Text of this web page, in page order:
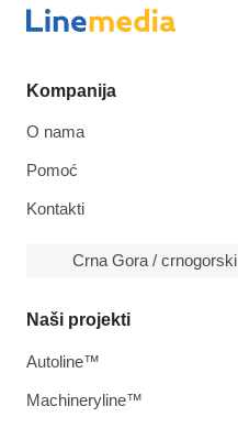
Kompanija
O nama
Pomoć
Kontakti
Crna Gora / crnogorski
Naši projekti
Autoline™
Machineryline™